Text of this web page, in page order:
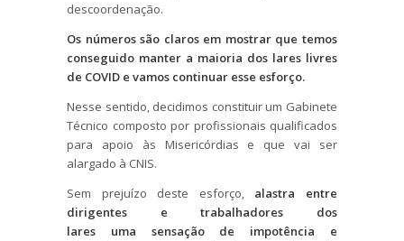
descoordenação.
Os números são claros em mostrar que temos
conseguido manter a maioria dos lares livres
de COVID e vamos continuar esse esforço.
Nesse sentido, decidimos constituir um Gabinete
Técnico composto por profissionais qualificados
para apoio às Misericórdias e que vai ser
alargado à CNIS.
Sem prejuízo deste esforço, alastra entre
dirigentes e trabalhadores dos
lares uma sensação de impotência e